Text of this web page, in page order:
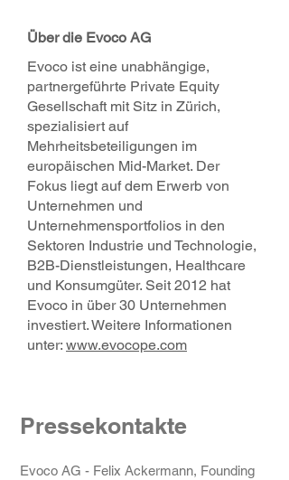
Über die Evoco AG
Evoco ist eine unabhängige,
partnergeführte Private Equity
Gesellschaft mit Sitz in Zürich,
spezialisiert auf
Mehrheitsbeteiligungen im
europäischen Mid-Market. Der
Fokus liegt auf dem Erwerb von
Unternehmen und
Unternehmensportfolios in den
Sektoren Industrie und Technologie,
B2B-Dienstleistungen, Healthcare
und Konsumgüter. Seit 2012 hat
Evoco in über 30 Unternehmen
investiert. Weitere Informationen
unter: www.evocope.com
Pressekontakte
Evoco AG - Felix Ackermann, Founding